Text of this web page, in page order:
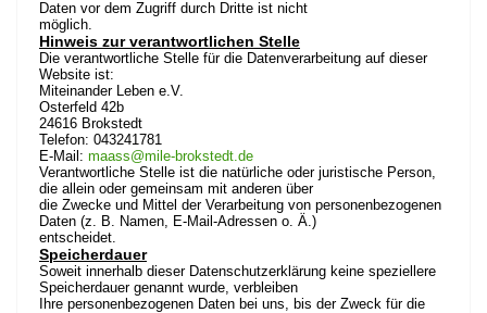
Daten vor dem Zugriff durch Dritte ist nicht
möglich.
Hinweis zur verantwortlichen Stelle
Die verantwortliche Stelle für die Datenverarbeitung auf dieser
Website ist:
Miteinander Leben e.V.
Osterfeld 42b
24616 Brokstedt
Telefon: 043241781
E-Mail: maass@mile-brokstedt.de
Verantwortliche Stelle ist die natürliche oder juristische Person,
die allein oder gemeinsam mit anderen über
die Zwecke und Mittel der Verarbeitung von personenbezogenen
Daten (z. B. Namen, E-Mail-Adressen o. Ä.)
entscheidet.
Speicherdauer
Soweit innerhalb dieser Datenschutzerklärung keine speziellere
Speicherdauer genannt wurde, verbleiben
Ihre personenbezogenen Daten bei uns, bis der Zweck für die